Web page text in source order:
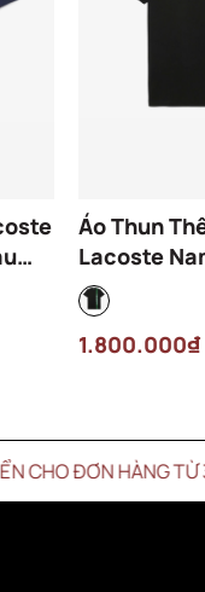
Áo Thun
Lacoste
00-GI8 Màu
1.800.000₫
HÀNG TỪ 3 TRIỆU